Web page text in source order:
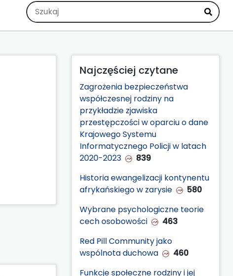
Najczęściej czytane
Zagrożenia bezpieczeństwa
współczesnej rodziny na
przykładzie zjawiska
przestępczości w oparciu o dane
Krajowego Systemu
Informatycznego Policji w latach
2020-2023
839
Historia ewangelizacji kontynentu
afrykańskiego w zarysie
580
Wybrane psychologiczne teorie
cech osobowości
463
Red Pill Community jako
wspólnota duchowa
460
Funkcje społeczne rodziny i jej